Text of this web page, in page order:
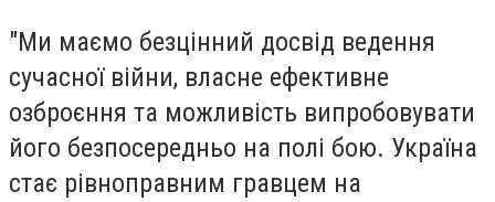
"Ми маємо безцінний досвід ведення
сучасної війни, власне ефективне
озброєння та можливість випробовувати
його безпосередньо на полі бою. Україна
стає рівноправним гравцем на